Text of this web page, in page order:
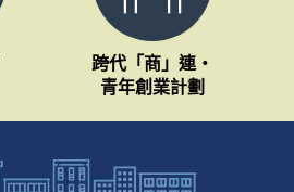
跨代「商」連・
青年創業計劃